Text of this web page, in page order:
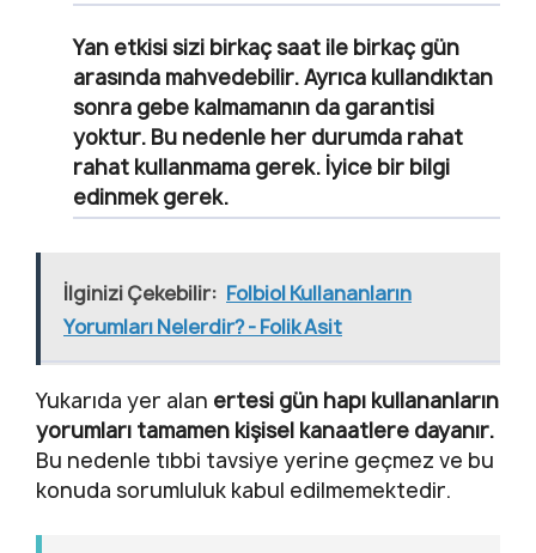
Yan etkisi sizi birkaç saat ile birkaç gün
arasında mahvedebilir. Ayrıca kullandıktan
sonra gebe kalmamanın da garantisi
yoktur. Bu nedenle her durumda rahat
rahat kullanmama gerek. İyice bir bilgi
edinmek gerek.
İlginizi Çekebilir: Folbiol Kullananların
Yorumları Nelerdir? - Folik Asit
Yukarıda yer alan ertesi gün hapı kullananların
yorumları tamamen kişisel kanaatlere dayanır.
Bu nedenle tıbbi tavsiye yerine geçmez ve bu
konuda sorumluluk kabul edilmemektedir.